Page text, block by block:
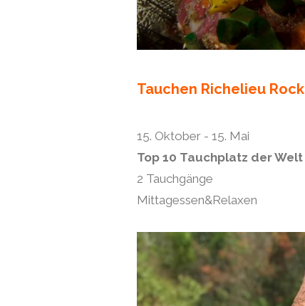
Tauchen Richelieu Rock
15. Oktober - 15. Mai
Top 10 Tauchplatz der Welt
2 Tauchgänge
Mittagessen&Relaxen